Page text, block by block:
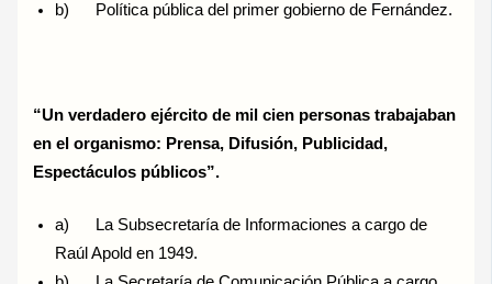
b) Política pública del primer gobierno de Fernández.
“Un verdadero ejército de mil cien personas trabajaban
en el organismo: Prensa, Difusión, Publicidad,
Espectáculos públicos”.
a) La Subsecretaría de Informaciones a cargo de
Raúl Apold en 1949.